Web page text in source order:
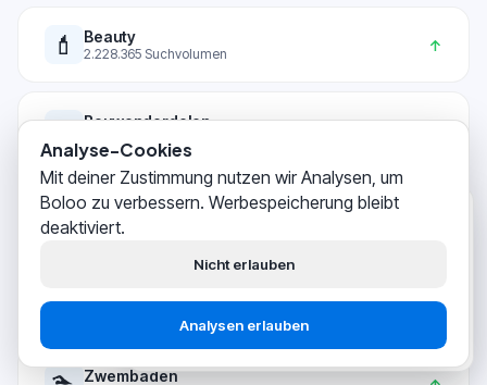
💄 Beauty
2.228.365 Suchvolumen ↑
🔩 Bouwonderdelen
🛋️ Woonaccessoires
2.142.125
📱 ↑
Zwembaden
Boloo gerade eben
Business erfolgreich aufzubauen.
Kostenlos starten
Analyse-Cookies
Mit deiner Zustimmung nutzen wir Analysen, um
Boloo zu verbessern. Werbespeicherung bleibt
deaktiviert.
Nicht erlauben
Analysen erlauben